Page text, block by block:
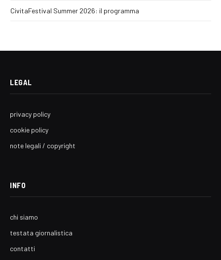
CivitaFestival Summer 2026: il programma
LEGAL
privacy policy
cookie policy
note legali / copyright
INFO
chi siamo
testata giornalistica
contatti